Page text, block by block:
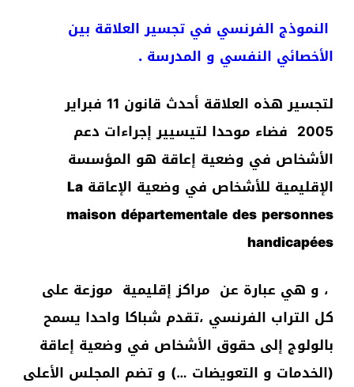
النموذج الفرنسي في تجسير العلاقة بين
الأخصائي النفسي و المدرسة .
لتجسير هذه العلاقة أحدث قانون 11 فبراير
2005 فضاء موحدا لتيسيير إجراءات دعم
الأشخاص في وضعية إعاقة هو المؤسسة
الإقليمية للأشخاص في وضعية الإعاقةLa
maison départementale des personnes
handicapées
، و هي عبارة عن مراكز إقليمية موزعة على
كل التراب الفرنسي ،تقدم شباكا واحدا يسمح
بالولوج إلى حقوق الأشخاص في وضعية إعاقة
(الخدمات و التعويضات …) و تضم المجلس الأعلى